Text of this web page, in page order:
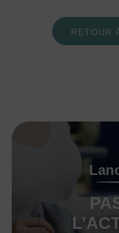
RETOUR